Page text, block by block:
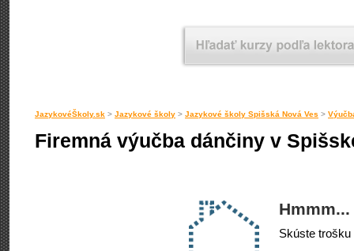
JazykovéŠkoly.sk > Jazykové školy > Jazykové školy Spišská Nová Ves >
Firemná výučba dánčiny v
Skúste